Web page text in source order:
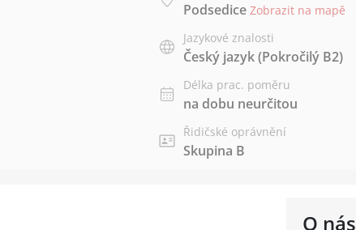
Podsedice Zobrazit na mapě
Jazykové znalosti
Český jazyk(Pokročilý B2)
Délka prac. poměru
na dobu neurčitou
Řidičské oprávnění
Skupina B
O nás